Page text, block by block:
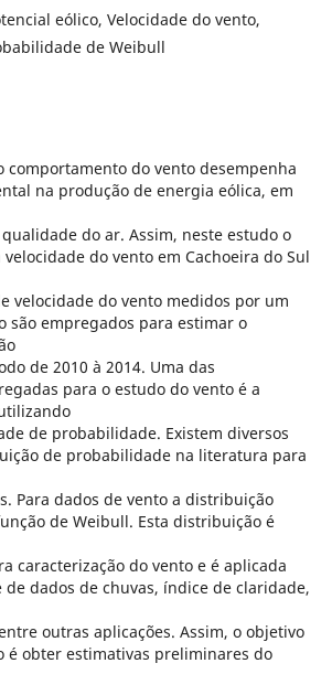
eólico, Velocidade do vento,
de Weibull
comportamento do vento desempenha
na produção de energia eólica, em
do ar. Assim, neste estudo o
do vento em Cachoeira do Sul
velocidade do vento medidos por um
são empregados para estimar o
de 2010 à 2014. Uma das
para o estudo do vento é a
de probabilidade. Existem diversos
de probabilidade na literatura para
Para dados de vento a distribuição
de Weibull. Esta distribuição é
caracterização do vento e é aplicada
dados de chuvas, índice de claridade,
outras aplicações. Assim, o objetivo
é obter estimativas preliminares do